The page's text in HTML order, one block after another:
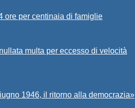
ore per centinaia di famiglie
multa per eccesso di velocità
1946, il ritorno alla democrazia»